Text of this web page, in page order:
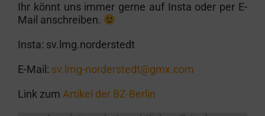
Ihr könnt uns immer gerne auf Insta oder per E-
Mail anschreiben.
Insta: sv.lmg.norderstedt
E-Mail: sv.lmg-norderstedt@gmx.com
Link zum Artikel der BZ-Berlin